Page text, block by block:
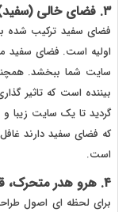
۳. فضای خالی (سفید)، فضای مفیدی است
فضای سفید ترکیب شده
اولیه است. فضای سفید
سایت شما ببخشد.
بیننده است که تاثیر
که فضای سفید دارند
است.
۴. هرو هدر متحرک، قهرمان دوپینگ است!
برای لحظه ای اصول